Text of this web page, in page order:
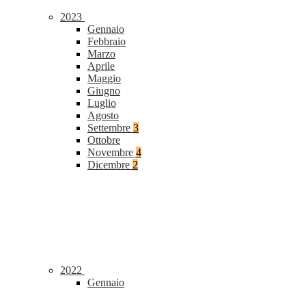
2023
Gennaio
Febbraio
Marzo
Aprile
Maggio
Giugno
Luglio
Agosto
Settembre 3
Ottobre
Novembre 4
Dicembre 2
2022
Gennaio